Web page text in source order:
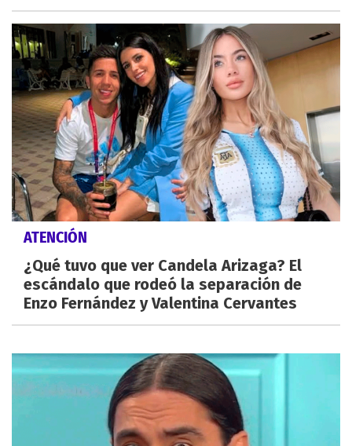
ATENCIÓN
¿Qué tuvo que ver Candela Arizaga? El
escándalo que rodeó la separación de
Enzo Fernández y Valentina Cervantes